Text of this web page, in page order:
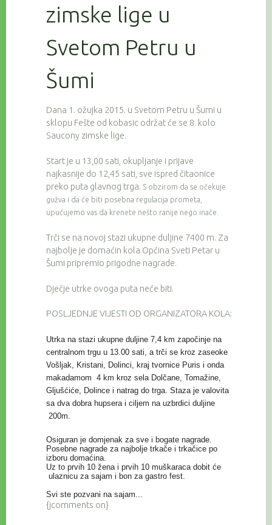
zimske lige u
Svetom Petru u
Šumi
Dana 1. ožujka 2015. u Svetom Petru u Šumi u
sklopu Fešte od kobasic održat će se 8. kolo
Saucony zimske lige.
Start je u 13,00 sati, okupljanje i prijave
najkasnije do 12,45 sati, sve ispred čitaonice
preko puta glavnog trga. S obzirom da se očekuje
gužva i da će biti posebna regulacija prometa,
upućujemo vas da krenete nešto ranije nego inače.
Trči se na novoj stazi ukupne duljine 7400 m. Za
najbolje je domaćin kola Općina Sveti Petar u
Šumi pripremio prigodne nagrade.
Dječje utrke ovoga puta neće biti.
POSLJEDNJE VIJESTI OD ORGANIZATORA KOLA:
Utrka na stazi ukupne duljine 7,4 km započinje na
centralnom trgu u 13.00 sati, a trči se kroz zaseoke
Vošljak, Kristani, Dolinci, kraj tvornice Puris i onda
makadamom 4 km kroz sela Dolčane, Tomažine,
Gljušćiće, Dolince i natrag do trga. Staza je valovita
sa dva dobra hupsera i ciljem na uzbrdici duljine
200m.
Osiguran je domjenak za sve i bogate nagrade.
Posebne nagrade za najbolje trkače i trkačice po
izboru domaćina.
Uz to prvih 10 žena i prvih 10 muškaraca dobit će
ulaznicu za sajam i bon za gastro fest.
Svi ste pozvani na sajam...
{jcomments on}